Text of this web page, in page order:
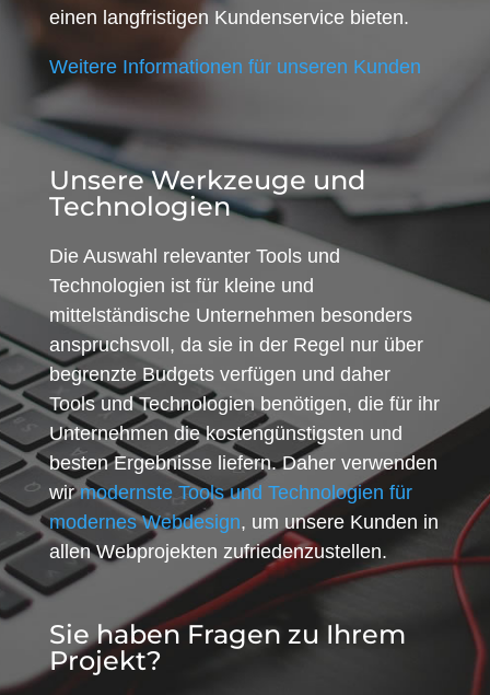
einen langfristigen Kundenservice bieten.
Weitere Informationen für unseren Kunden
Unsere Werkzeuge und
Technologien
Die Auswahl relevanter Tools und
Technologien ist für kleine und
mittelständische Unternehmen besonders
anspruchsvoll, da sie in der Regel nur über
begrenzte Budgets verfügen und daher
Tools und Technologien benötigen, die für ihr
Unternehmen die kostengünstigsten und
besten Ergebnisse liefern. Daher verwenden
wirmodernste Tools und Technologien für
modernes Webdesign, um unsere Kunden in
allen Webprojekten zufriedenzustellen.
Sie haben Fragen zu Ihrem
Projekt?